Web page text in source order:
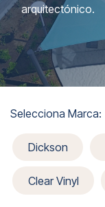
arquitectónico.
Selecciona Marca:
Dickson
Clear Vinyl